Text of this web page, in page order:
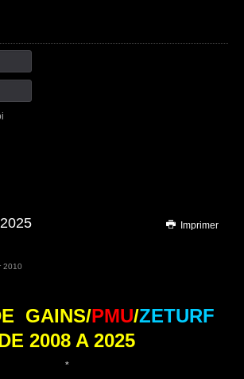
Imprimer
2010
GAINS/PMU/ZETURF
2008 A 2025
*